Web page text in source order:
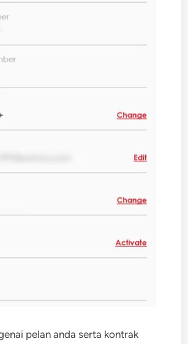
pelan anda serta kontrak